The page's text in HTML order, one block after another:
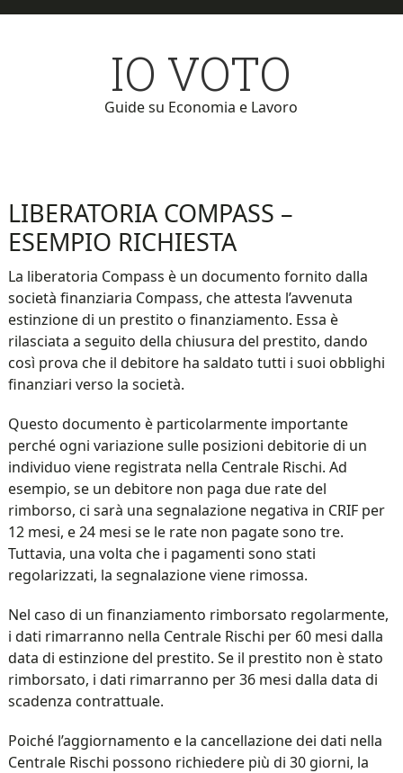
Skip
Skip
IO VOTO
Guide su Economia e Lavoro
LIBERATORIA COMPASS –
ESEMPIO RICHIESTA
La liberatoria Compass è un documento fornito dalla
società finanziaria Compass, che attesta l’avvenuta
estinzione di un prestito o finanziamento. Essa è
rilasciata a seguito della chiusura del prestito, dando
così prova che il debitore ha saldato tutti i suoi obblighi
finanziari verso la società.
Questo documento è particolarmente importante
perché ogni variazione sulle posizioni debitorie di un
individuo viene registrata nella Centrale Rischi. Ad
esempio, se un debitore non paga due rate del
rimborso, ci sarà una segnalazione negativa in CRIF per
12 mesi, e 24 mesi se le rate non pagate sono tre.
Tuttavia, una volta che i pagamenti sono stati
regolarizzati, la segnalazione viene rimossa.
Nel caso di un finanziamento rimborsato regolarmente,
i dati rimarranno nella Centrale Rischi per 60 mesi dalla
data di estinzione del prestito. Se il prestito non è stato
rimborsato, i dati rimarranno per 36 mesi dalla data di
scadenza contrattuale.
Poiché l’aggiornamento e la cancellazione dei dati nella
Centrale Rischi possono richiedere più di 30 giorni, la